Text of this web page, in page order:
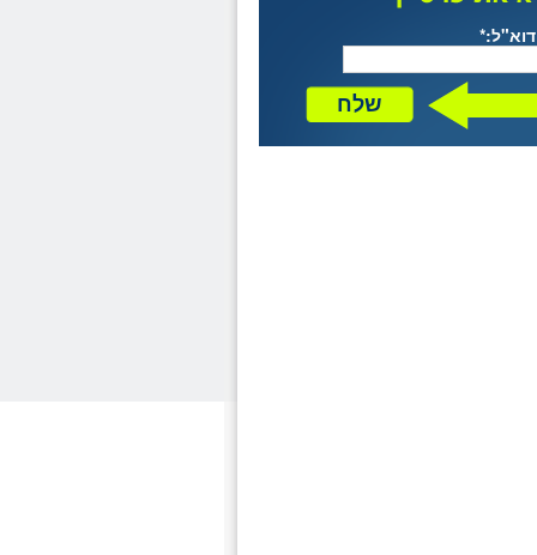
דוא"ל:*
שלח